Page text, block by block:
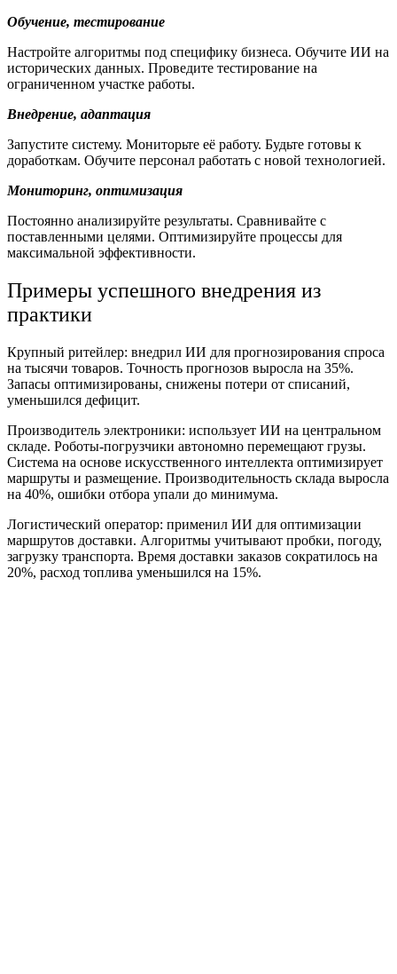
Обучение, тестирование
Настройте алгоритмы под специфику бизнеса. Обучите ИИ на
исторических данных. Проведите тестирование на
ограниченном участке работы.
Внедрение, адаптация
Запустите систему. Мониторьте её работу. Будьте готовы к
доработкам. Обучите персонал работать с новой технологией.
Мониторинг, оптимизация
Постоянно анализируйте результаты. Сравнивайте с
поставленными целями. Оптимизируйте процессы для
максимальной эффективности.
Примеры успешного внедрения из
практики
Крупный ритейлер: внедрил ИИ для прогнозирования спроса
на тысячи товаров. Точность прогнозов выросла на 35%.
Запасы оптимизированы, снижены потери от списаний,
уменьшился дефицит.
Производитель электроники: использует ИИ на центральном
складе. Роботы-погрузчики автономно перемещают грузы.
Система на основе искусственного интеллекта оптимизирует
маршруты и размещение. Производительность склада выросла
на 40%, ошибки отбора упали до минимума.
Логистический оператор: применил ИИ для оптимизации
маршрутов доставки. Алгоритмы учитывают пробки, погоду,
загрузку транспорта. Время доставки заказов сократилось на
20%, расход топлива уменьшился на 15%.